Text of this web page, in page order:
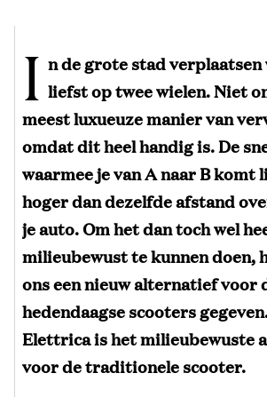
I n de grote stad verplaatsen
liefst op twee wielen. Niet
meest luxueuze manier van
omdat dit heel handig is. De
waarmee je van A naar B komt
hoger dan dezelfde afstand
je auto. Om het dan toch wel
milieubewust te kunnen doen,
ons een nieuw alternatief voor
hedendaagse scooters
Elettrica is het milieubewuste
voor de traditionele scooter.